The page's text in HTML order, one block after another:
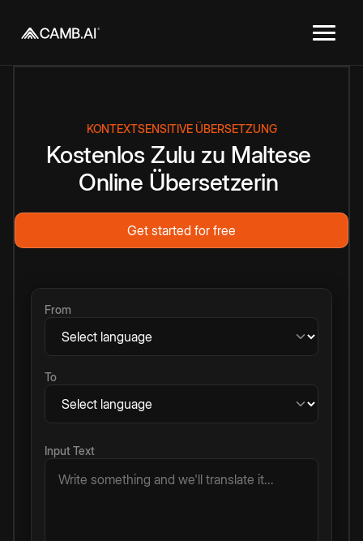
KONTEXTSENSITIVE ÜBERSETZUNG
Kostenlos Zulu zu Maltese
Online Übersetzerin
Get started for free
From
To
Input Text